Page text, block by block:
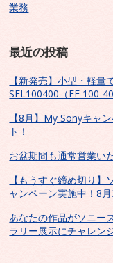
業務
最近の投稿
【新発売】小型・軽
SEL100400（FE 100-
【8月】My Sonyキャ
ト！
お盆期間も通常営業い
【もうすぐ締め切り
ャンペーン実施中！8
あなたの作品がソニー
ラリー展示にチャレン